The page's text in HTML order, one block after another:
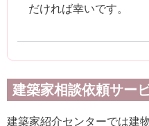
だければ幸いです。
建築家相談依頼サー
建築家紹介センターでは建